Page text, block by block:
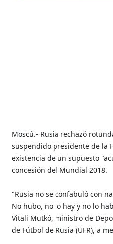
Moscú.- Rusia rechazó
suspendido presidente de la
existencia de un supuesto
concesión del Mundial 2018.
"Rusia no se confabuló con
No hubo, no lo hay y no lo
Vitali Mutkó, ministro de
de Fútbol de Rusia (UFR), a